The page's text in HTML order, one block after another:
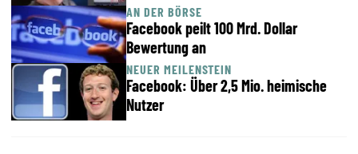
AN DER BÖRSE
Facebook peilt 100 Mrd. Dollar
Bewertung an
NEUER MEILENSTEIN
Facebook: Über 2,5 Mio. heimische
Nutzer